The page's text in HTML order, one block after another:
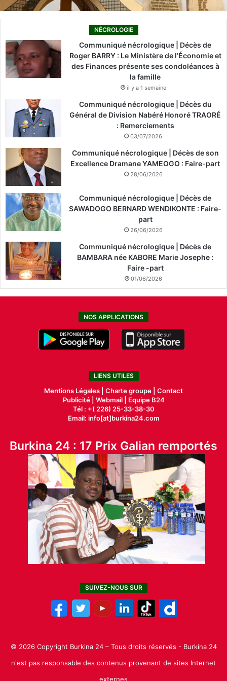
NÉCROLOGIE
Communiqué nécrologique | Décès de
Roger BARRY : Le Ministère de l’Économie et
des Finances présente ses condoléances à
la famille
il y a 1 semaine
Communiqué nécrologique | Décès du
Général de Division Nabéré Honoré TRAORÉ
: Remerciements
03/07/2026
Communiqué nécrologique | Décès de son
Excellence Dramane YAMEOGO : Faire-part
28/06/2026
Communiqué nécrologique | Décès de
SAWADOGO BERNARD WENDIKONTE : Faire-
part
26/06/2026
Communiqué nécrologique | Décès de
BAMBARA née KABORE Marie Josephe :
Faire -part
01/06/2026
NOS APPLICATIONS
LIENS UTILES
Mentions Légales | Charte groupe | Contact
Publicité| Webmail |
Equipe B24
Tél : +( 226) 25-33-38-30
Email: info[at]burkina24.com
Burkina 24 : 17 Prix Galian remportés
SUIVEZ-NOUS SUR
© 2026 Copyright Burkina 24 – Tous droits réservés - Burkina 24
n'est pas responsable des contenus provenant de sites Internet
externes